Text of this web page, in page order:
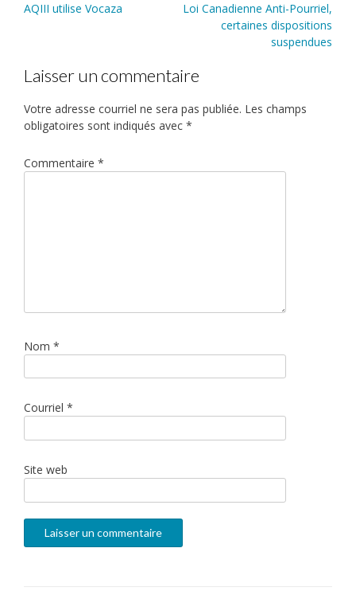
AQIII utilise Vocaza
Loi Canadienne Anti-Pourriel,
certaines dispositions
suspendues
Laisser un commentaire
Votre adresse courriel ne sera pas publiée. Les champs
obligatoires sont indiqués avec *
Commentaire *
Nom *
Courriel *
Site web